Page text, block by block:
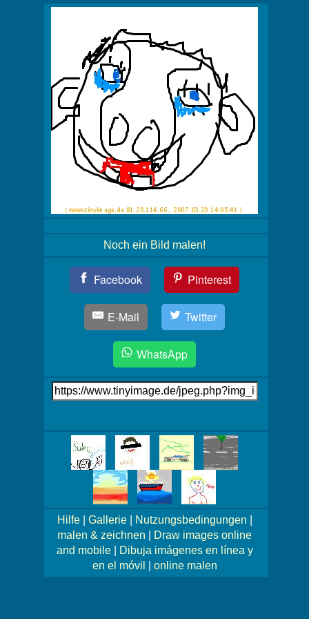
Noch ein Bild malen!
Facebook Pinterest
E-Mail Twitter
WhatsApp
Link
auf's
Bilder!
Hilfe| Gallerie| Nutzungsbedingungen
malen & zeichnen
Draw images online
and mobile|
Dibuja imágenes en línea y
en el móvil
online malen